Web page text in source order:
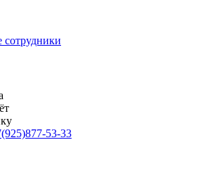
сотрудники
53-33